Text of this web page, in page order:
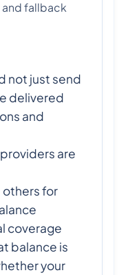
fallback
not just send
delivered
and
providers are
others for
coverage
balance is
your